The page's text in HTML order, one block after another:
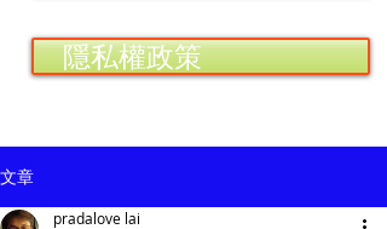
隱私權政策
文章
pradalove lai